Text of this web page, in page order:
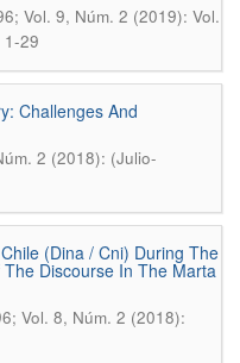
Vol. 9, Núm. 2 (2019): Vol.
1-29
Challenges And
2 (2018): (Julio-
(Dina / Cni) During The
Discourse In The Marta
Vol. 8, Núm. 2 (2018):